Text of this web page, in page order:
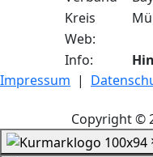
Kreis
Web:
Info:
Impressum |
Copyright ©